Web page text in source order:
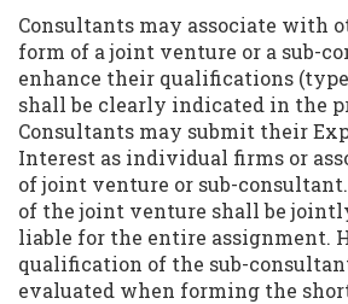
Consultants may associate with
form of a joint venture or a sub-
enhance their qualifications
shall be clearly indicated in the
Consultants may submit their
Interest as individual firms or
of joint venture or sub-
of the joint venture shall be
liable for the entire assignment.
qualification of the sub-
evaluated when forming the